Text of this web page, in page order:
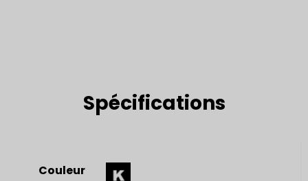
Spécifications
Couleur